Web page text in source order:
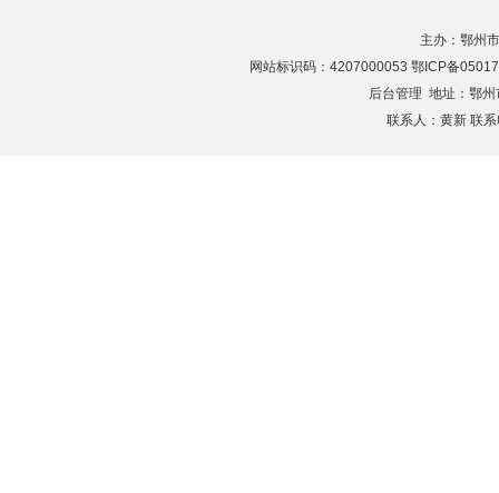
主办：鄂州
网站标识码：4207000053 鄂ICP备
后台管理 地址：鄂
联系人：黄新 联